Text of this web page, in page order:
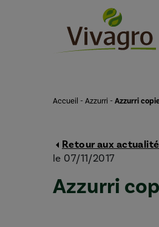
Accueil -Azzurri -Azzurri
Retour aux
le 07/11/2017
Azzurri